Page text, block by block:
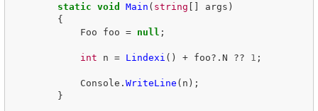
static void Main ( string [] args )
{
Foo
foo = null ;
int n = Lindexi () + foo?. N ?? 1 ;
Console . WriteLine ( n );
}